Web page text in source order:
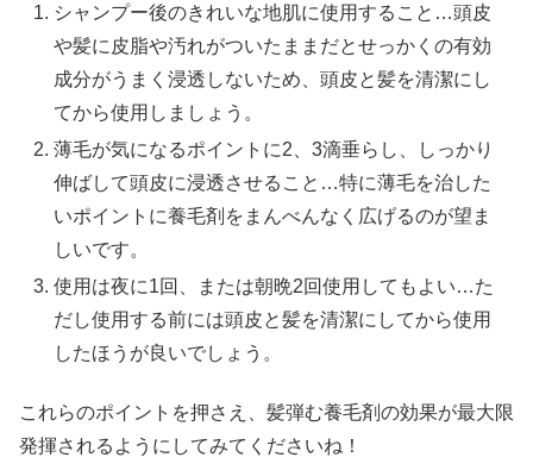
シャンプー後のきれいな地肌に使用すること…頭皮
や髪に皮脂や汚れがついたままだとせっかくの有効
成分がうまく浸透しないため、頭皮と髪を清潔にし
てから使用しましょう。
薄毛が気になるポイントに2、3滴垂らし、しっかり
伸ばして頭皮に浸透させること…特に薄毛を治した
いポイントに養毛剤をまんべんなく広げるのが望ま
しいです。
使用は夜に1回、または朝晩2回使用してもよい…た
だし使用する前には頭皮と髪を清潔にしてから使用
したほうが良いでしょう。
これらのポイントを押さえ、髪弾む養毛剤の効果が最大限
発揮されるようにしてみてくださいね！